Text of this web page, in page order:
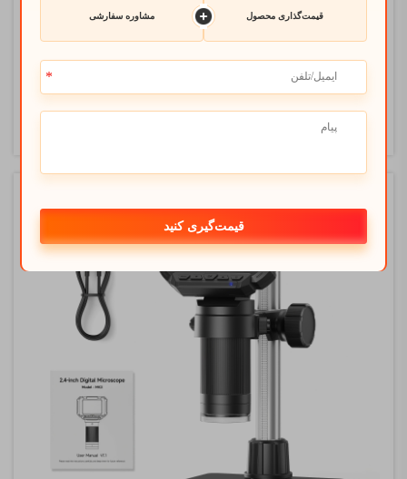
2026-05-22 11:31:00
نگهداری تجهیزات در محیط‌های صنعتی با معرفی
فناوری‌های پیشرفته بازرسی بصری، دستخوش تحولی
مستلزم جداسازی گسترده، توقف طولانی‌مدت عملیات
مشاهده بیشتر
قیمت‌گذاری محصول مشاوره سفارشی
قیمت‌گیری کنید